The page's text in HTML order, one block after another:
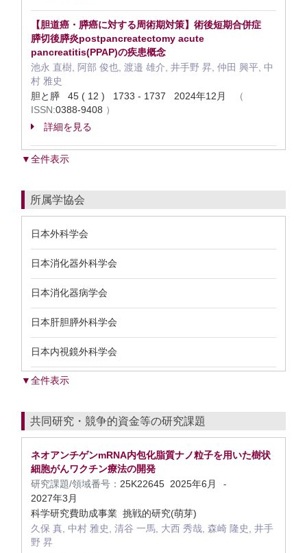
【胆道癌・膵癌に対する周術期対策】術後短期合併症
膵切後膵炎postpancreatectomy acute
pancreatitis(PPAP)の疾患概念
池永 直樹, 阿部 俊也, 渡邉 雄介, 井手野 昇, 仲田 興平, 中
村 雅史
胆と膵 45 ( 12 ) 1733 - 1737 2024年12月
（
ISSN:0388-9408 ）
詳細を見る
▼全件表示
所属学協会
日本外科学会
日本消化器外科学会
日本消化器病学会
日本肝胆膵外科学会
日本内視鏡外科学会
▼全件表示
共同研究・競争的資金等の研究課題
ネオアンチゲンmRNA内包化脂質ナノ粒子を用いた樹状
細胞がんワクチン療法の開発
研究課題/領域番号： 25K22645 2025年6月 -
2027年3月
科学研究費助成事業 挑戦的研究(萌芽)
久保 真, 中村 雅史, 清谷 一馬, 大西 秀哉, 森崎 隆史, 井手
野 昇